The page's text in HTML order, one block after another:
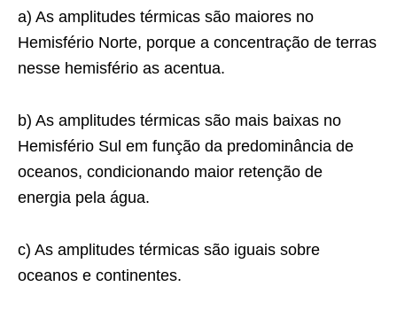
a) As amplitudes térmicas são maiores no
Hemisfério Norte, porque a concentração de terras
nesse hemisfério as acentua.
b) As amplitudes térmicas são mais baixas no
Hemisfério Sul em função da predominância de
oceanos, condicionando maior retenção de
energia pela água.
c) As amplitudes térmicas são iguais sobre
oceanos e continentes.